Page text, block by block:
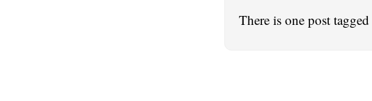
There is one post tagged